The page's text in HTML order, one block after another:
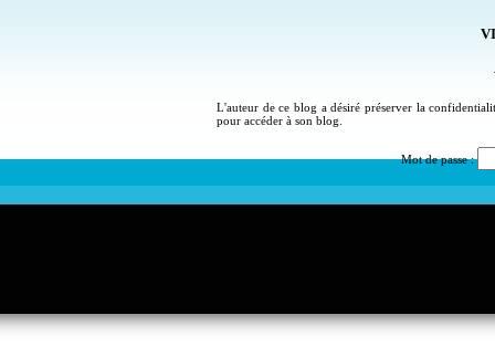
L'auteur de ce blog a désiré préserver la
pour accéder à son blog.
Mot de passe :